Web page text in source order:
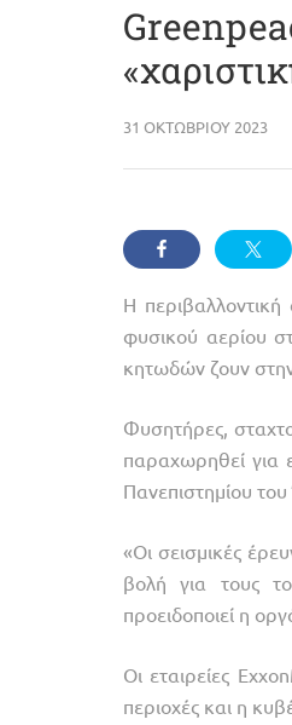
31 ΟΚΤΩΒΡΊΟΥ 2023
Η
φυσικού αερίου
κητωδών ζουν
Φυσητήρες,
παραχωρηθεί για
Πανεπιστημίου
«Οι σεισμικές
βολή για τους
προειδοποιεί η
Οι εταιρείες
περιοχές και η